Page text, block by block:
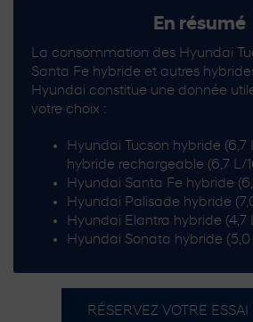
En résumé
La consommation des Hyundai
Santa Fe hybride et autres
Hyundai constitue une donnée
votre choix :
Hyundai Tucson hybride (6,7
hybride rechargeable (6,7 L/
Hyundai Santa Fe hybride
Hyundai Palisade hybride
Hyundai Elantra hybride (4,7
Hyundai Sonata hybride (5,0
RÉSERVEZ VOTRE ESSAI